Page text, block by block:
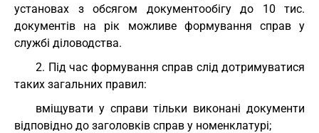
установах з обсягом документообігу до 10 тис.
документів на рік можливе формування справ у
службі діловодства.
2. Під час формування справ слід дотримуватися
таких загальних правил:
вміщувати у справи тільки виконані документи
відповідно до заголовків справ у номенклатурі;